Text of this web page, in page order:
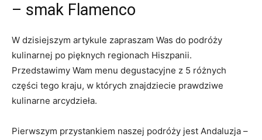
– smak Flamenco
W dzisiejszym artykule zapraszam Was do podróży
kulinarnej po pięknych regionach Hiszpanii.
Przedstawimy Wam menu degustacyjne z 5 różnych
części tego kraju, w których znajdziecie prawdziwe
kulinarne arcydzieła.
Pierwszym przystankiem naszej podróży jest Andaluzja –